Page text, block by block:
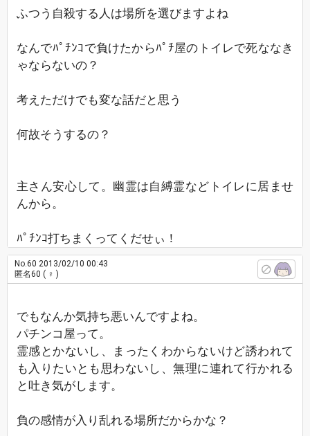
ふつう自殺する人は場所を選びますよね
なんでﾊﾟﾁﾝｺで負けたからﾊﾟﾁ屋のトイレで死ななき
ゃならないの？
考えただけでも変な話だと思う
何故そうするの？
主さん安心して。幽霊は自縛霊などトイレに居ませ
んから。
ﾊﾟﾁﾝｺ打ちまくってくだせぃ！
No.60 2013/02/10 00:43
匿名60 ( ♀ )
でもなんか気持ち悪いんですよね。
パチンコ屋って。
霊感とかないし、まったくわからないけど誘われて
も入りたいとも思わないし、無理に連れて行かれる
と吐き気がします。
負の感情が入り乱れる場所だからかな？